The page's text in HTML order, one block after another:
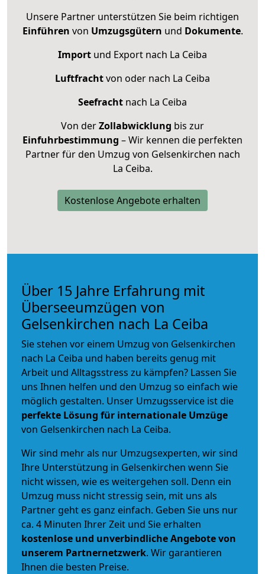
Unsere Partner unterstützen Sie beim richtigen
Einführen von Umzugsgütern und Dokumente.
Import und Export nach La Ceiba
Luftfrachtvon oder nach La Ceiba
Seefracht nach La Ceiba
Von derZollabwicklung bis zur
Einfuhrbestimmung – Wir kennen die perfekten
Partner für den Umzug von Gelsenkirchen nach
La Ceiba.
Kostenlose Angebote erhalten
Über 15 Jahre Erfahrung mit
Überseeumzügen von
Gelsenkirchen nach La Ceiba
Sie stehen vor einem Umzug von Gelsenkirchen
nach La Ceiba und haben bereits genug mit
Arbeit und Alltagsstress zu kämpfen? Lassen Sie
uns Ihnen helfen und den Umzug so einfach wie
möglich gestalten. Unser Umzugsservice ist die
perfekte Lösung für internationale Umzüge
von Gelsenkirchen nach La Ceiba.
Wir sind mehr als nur Umzugsexperten, wir sind
Ihre Unterstützung in Gelsenkirchen wenn Sie
nicht wissen, wie es weitergehen soll. Denn ein
Umzug muss nicht stressig sein, mit uns als
Partner geht es ganz einfach. Geben Sie uns nur
ca. 4 Minuten Ihrer Zeit und Sie erhalten
kostenlose und unverbindlicheAngebote von
unserem Partnernetzwerk. Wir garantieren
Ihnen die besten Preise.